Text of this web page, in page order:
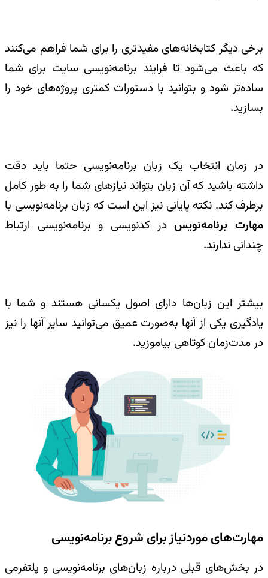
برخی دیگر کتابخانه‌های مفیدتری را برای شما فراهم می‌کنند
که باعث می‌شود تا فرایند برنامه‌نویسی سایت برای شما
ساده‌تر شود و بتوانید با دستورات کمتری پروژه‌های خود را
بسازید.
در زمان انتخاب یک زبان برنامه‌نویسی حتما باید دقت
داشته باشید که آن زبان بتواند نیازهای شما را به طور کامل
برطرف کند. نکته پایانی نیز این است که زبان برنامه‌نویسی با
مهارت برنامه‌نویسدر کدنویسی و برنامه‌نویسی ارتباط
چندانی ندارند.
بیشتر این زبان‌ها دارای اصول یکسانی هستند و شما با
یادگیری یکی از آنها به‌صورت عمیق می‌توانید سایر آنها را نیز
در مدت‌زمان کوتاهی بیاموزید.
مهارت‌های موردنیاز برای شروع برنامه‌نویسی
در بخش‌های قبلی درباره زبان‌های برنامه‌نویسی و پلتفرمی